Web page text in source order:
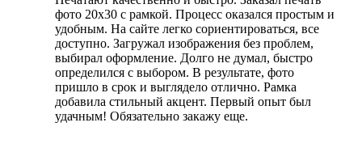
фото 20х30 с рамкой. Процесс оказался простым и
удобным. На сайте легко сориентироваться, все
доступно. Загружал изображения без проблем,
выбирал оформление. Долго не думал, быстро
определился с выбором. В результате, фото
пришло в срок и выглядело отлично. Рамка
добавила стильный акцент. Первый опыт был
удачным! Обязательно закажу еще.